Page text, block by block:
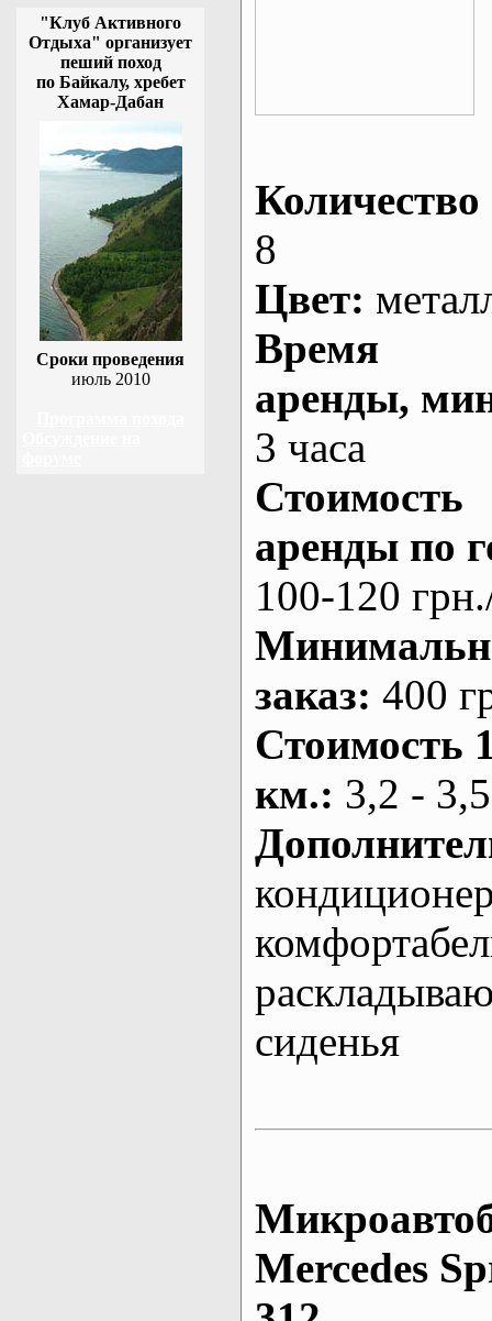
"Клуб Активного
Отдыха" организует
пеший поход
по Байкалу, хребет
Хамар-Дабан
Сроки проведения
июль 2010
Количество
8
Цвет:
Время
аренды,
3 часа
Стоимость
аренды по
100-120
заказ: 400
Стоимость
км.: 3,2 -
сиденья
Mеrcedes